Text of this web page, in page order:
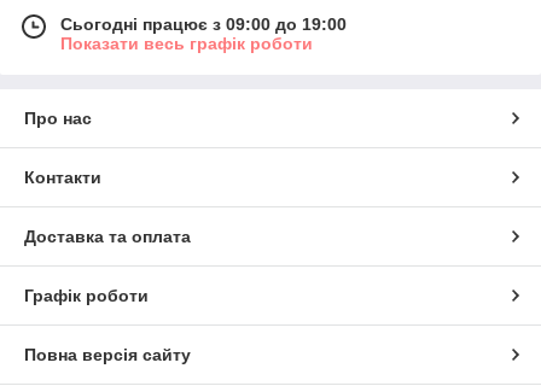
Сьогодні працює з 09:00 до 19:00
Показати весь графік роботи
Про нас
Контакти
Доставка та оплата
Графік роботи
Повна версія сайту